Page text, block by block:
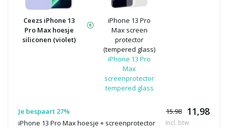
Ceezs iPhone 13
Pro Max hoesje
siliconen (violet)
iPhone 13 Pro
Max screen
protector
(tempered glass)
iPhone 13 Pro
Max
screenprotector
tempered glass
Je bespaart 27% 15.98 11,98
iPhone 13 Pro Max hoesje + screenprotector Incl. btw